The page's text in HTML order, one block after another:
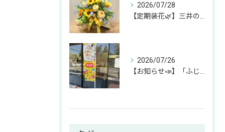
2026/07/28
2026/07/26